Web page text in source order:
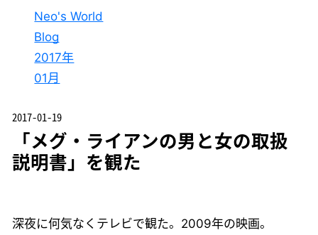
Neo's World
Blog
2017年
01月
2017-01-19
「メグ・ライアンの男と女の取扱
説明書」を観た
深夜に何気なくテレビで観た。2009年の映画。